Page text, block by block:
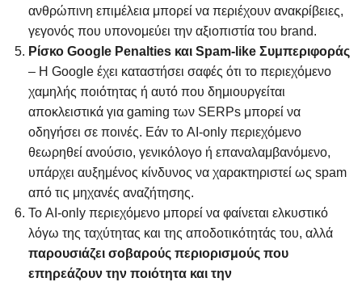
ανθρώπινη επιμέλεια μπορεί να περιέχουν ανακρίβειες,
γεγονός που υπονομεύει την αξιοπιστία του brand.
Ρίσκο Google Penalties και Spam-like Συμπεριφοράς
– Η Google έχει καταστήσει σαφές ότι το περιεχόμενο
χαμηλής ποιότητας ή αυτό που δημιουργείται
αποκλειστικά για gaming των SERPs μπορεί να
οδηγήσει σε ποινές. Εάν το AI-only περιεχόμενο
θεωρηθεί ανούσιο, γενικόλογο ή επαναλαμβανόμενο,
υπάρχει αυξημένος κίνδυνος να χαρακτηριστεί ως spam
από τις μηχανές αναζήτησης.
Το AI-only περιεχόμενο μπορεί να φαίνεται ελκυστικό
λόγω της ταχύτητας και της αποδοτικότητάς του, αλλά
παρουσιάζει σοβαρούς περιορισμούς που
επηρεάζουν την ποιότητα και την